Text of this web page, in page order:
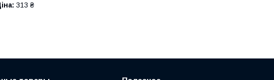
313 ₴